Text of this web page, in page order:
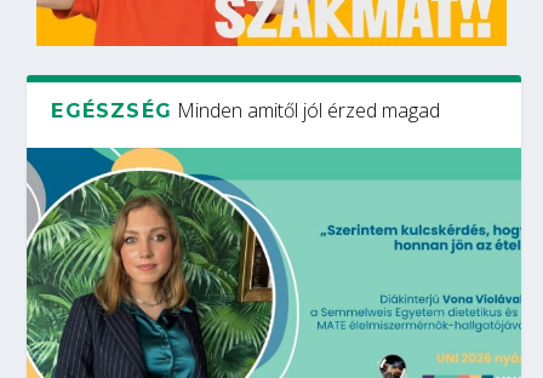
EGÉSZSÉG Minden amitől jól érzed magad